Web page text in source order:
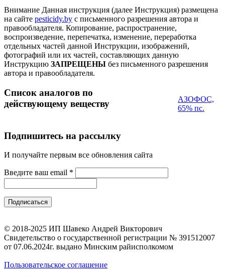
Внимание Данная инструкция (далее Инструкция) размещена
на сайте pesticidy.by с письменного разрешения автора и
правообладателя. Копирование, распространение,
воспроизведение, перепечатка, изменение, переработка
отдельных частей данной Инструкции, изображений,
фотографий или их частей, составляющих данную
Инструкцию ЗАПРЕЩЕНЫ без письменного разрешения
автора и правообладателя.
Список аналогов по
действующему веществу
АЗОФОС,
65% пс.
Подпишитесь на рассылку
И получайте первым все обновления сайта
Введите ваш email *
© 2018-2025 ИП Шавеко Андрей Викторович
Свидетельство о государственной регистрации № 391512007
от 07.06.2024г. выдано Минским райисполкомом
Пользовательское соглашение